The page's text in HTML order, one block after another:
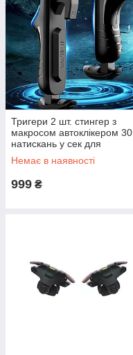
Тригери 2 шт. стингер з
макросом автоклікером 30
натискань у сек для
телефона PUBG mobile
standoff call of duty
Немає в наявності
999 ₴